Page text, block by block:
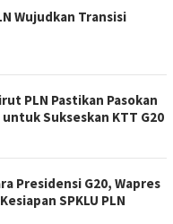
Wujudkan Transisi
PLN Pastikan Pasokan
Sukseskan KTT G20
Presidensi G20, Wapres
SPKLU PLN